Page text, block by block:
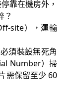
靠在機房外，
？
site），運輸
須裝設無死角
Number）掃
需保留至少 60